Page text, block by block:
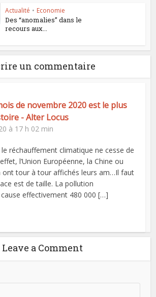
Actualité • Economie
Des “anomalies” dans le
recours aux...
un commentaire
de novembre 2020 est le plus
- Alter Locus
à 17 h 02 min
réchauffement climatique ne cesse de
l’Union Européenne, la Chine ou
ont tour à tour affichés leurs am…Il faut
est de taille. La pollution
effectivement 480 000 […]
Leave a Comment